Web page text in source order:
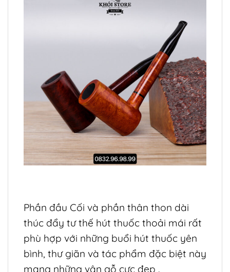
Phần đầu Cối và phần thân thon dài
thúc đẩy tư thế hút thuốc thoải mái rất
phù hợp với những buổi hút thuốc yên
bình, thư giãn và tác phẩm đặc biệt này
mang những vân gỗ cực đẹp .